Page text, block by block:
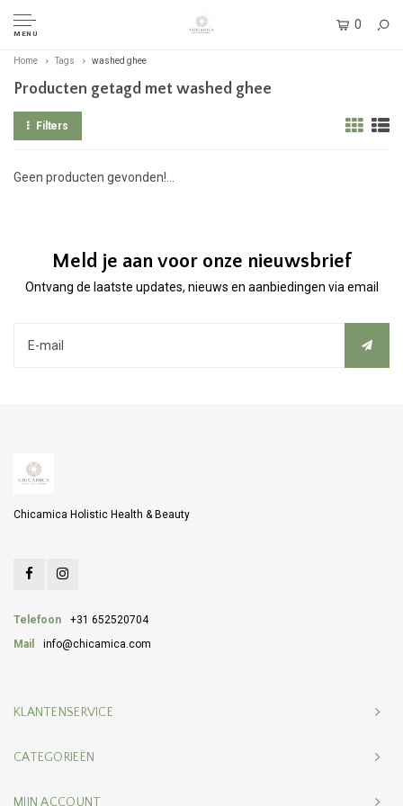
MENU
0
Home Tags washed ghee
Producten getagd met washed ghee
Filters
Geen producten gevonden!...
Meld je aan voor onze nieuwsbrief
Ontvang de laatste updates, nieuws en aanbiedingen via email
Chicamica Holistic Health & Beauty
Telefoon
+31 652520704
Mail
info@chicamica.com
KLANTENSERVICE
CATEGORIEËN
MIJN ACCOUNT